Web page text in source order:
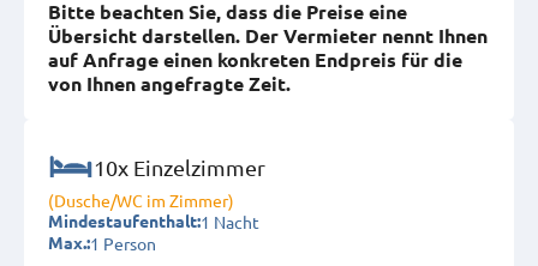
Bitte beachten Sie, dass die Preise eine
Übersicht darstellen. Der Vermieter nennt Ihnen
auf Anfrage einen konkreten Endpreis für die
von Ihnen angefragte Zeit.
10x Einzelzimmer
(Dusche/WC im Zimmer)
Mindestaufenthalt:1 Nacht
Max.:1 Person